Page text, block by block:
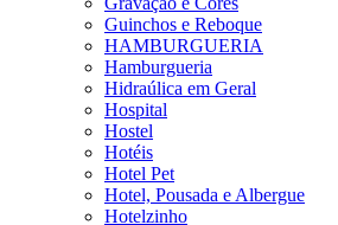
Guinchos e Reboque
HAMBURGUERIA
Hamburgueria
Hidraúlica em Geral
Hospital
Hostel
Hotéis
Hotel Pet
Hotel, Pousada e Albergue
Hotelzinho